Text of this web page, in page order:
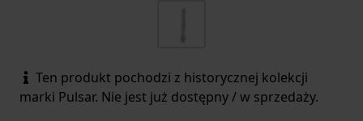
Ten produkt pochodzi z historycznej kolekcji
marki Pulsar. Nie jest już dostępny / w sprzedaży.